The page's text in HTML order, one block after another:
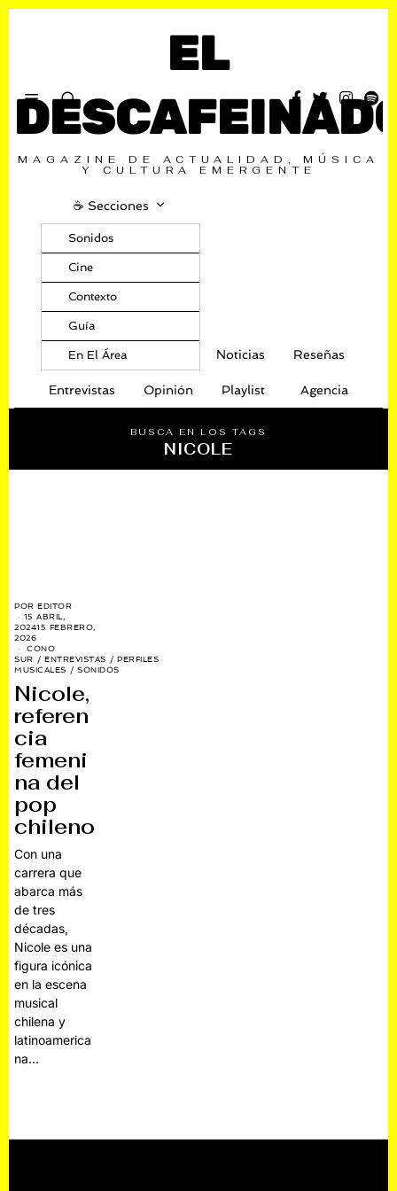
EL
MAGAZINE DE ACTUALIDAD, MÚSICA
Y CULTURA EMERGENTE
☕️ Secciones
Sonidos
Cine
Contexto
Guía
En El Área Noticias Reseñas
Entrevistas Opinión Playlist Agencia
BUSCA EN LOS TAGS
NICOLE
POREDITOR
15 ABRIL,
202415 FEBRERO,
2026
CONO
SUR / ENTREVISTAS / PERFILES
MUSICALES / SONIDOS
Nicole,
referen
cia
femeni
na del
pop
chileno
Con una
carrera que
abarca más
de tres
décadas,
Nicole es una
figura icónica
en la escena
musical
chilena y
latinoamerica
na…